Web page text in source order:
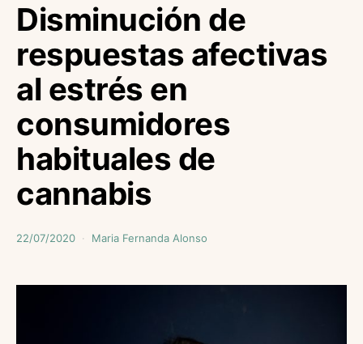
Disminución de
respuestas afectivas
al estrés en
consumidores
habituales de
cannabis
22/07/2020 Maria Fernanda Alonso